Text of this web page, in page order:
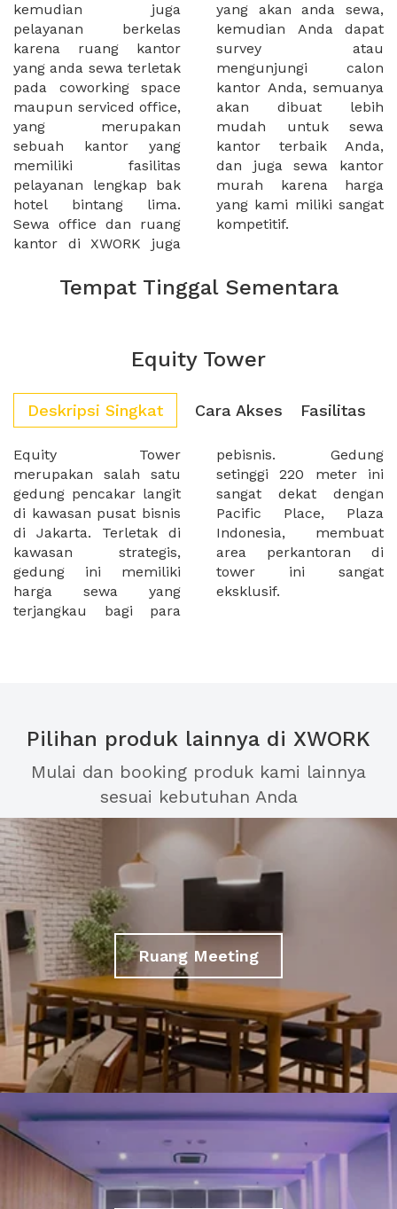
kemudian juga
pelayanan berkelas
karena ruang kantor
yang anda sewa terletak
pada coworking space
maupun serviced office,
yang merupakan
sebuah kantor yang
memiliki fasilitas
pelayanan lengkap bak
hotel bintang lima.
Sewa office dan ruang
kantor di XWORK juga
yang akan anda sewa,
kemudian Anda dapat
survey atau
mengunjungi calon
kantor Anda, semuanya
akan dibuat lebih
mudah untuk sewa
kantor terbaik Anda,
dan juga sewa kantor
murah karena harga
yang kami miliki sangat
kompetitif.
Tempat Tinggal Sementara
Equity Tower
Deskripsi Singkat Cara Akses Fasilitas
Equity Tower
merupakan salah satu
gedung pencakar langit
di kawasan pusat bisnis
di Jakarta. Terletak di
kawasan strategis,
gedung ini memiliki
harga sewa yang
terjangkau bagi para
pebisnis. Gedung
setinggi 220 meter ini
sangat dekat dengan
Pacific Place, Plaza
Indonesia, membuat
area perkantoran di
tower ini sangat
eksklusif.
Pilihan produk lainnya di XWORK
Mulai dan booking produk kami lainnya
sesuai kebutuhan Anda
Ruang Meeting